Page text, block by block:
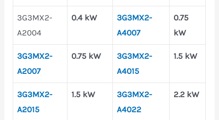
3G3MX2-
A2004
0.4 kW
3G3MX2-
A4007
0.75
kW
3G3MX2-
A2007
0.75 kW
3G3MX2-
A4015
1.5 kW
3G3MX2-
A2015
1.5 kW
3G3MX2-
A4022
2.2 kW